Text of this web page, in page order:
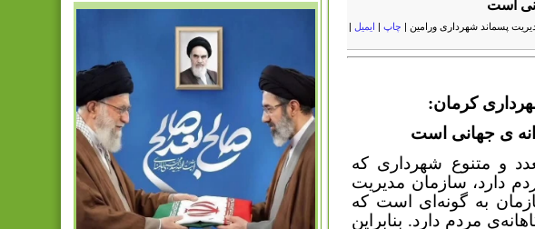
است
پسماند شهرداری ورامین | چاپ | ایمیل |
کرمان:
ی جهانی است
و متنوع شهرداری که
دارد، سازمان مدیریت
به گونه‌ای است که
مردم دارد. بنابراین